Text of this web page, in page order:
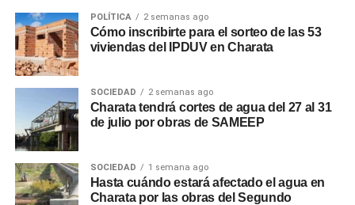
POLÍTICA 2 semanas ago
Cómo inscribirte para el sorteo de las 53
viviendas del IPDUV en Charata
SOCIEDAD 2 semanas ago
Charata tendrá cortes de agua del 27 al 31
de julio por obras de SAMEEP
SOCIEDAD 1 semana ago
Hasta cuándo estará afectado el agua en
Charata por las obras del Segundo